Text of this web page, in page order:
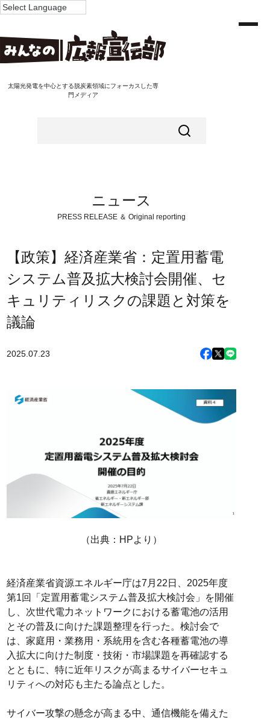
太陽光発電を中心とする脱炭素領域にフォーカスした専
門メディア
ニュース
PRESS RELEASE ＆ Original reporting
【政策】経済産業省：定置用蓄電
システム普及拡大検討会開催、セ
キュリティリスクの課題と対策を
議論
2025.07.23
（出典：HPより）
経済産業省資源エネルギー庁は7月22日、2025年度
第1回「定置用蓄電システム普及拡大検討会」を開催
し、次世代電力ネットワークにおける蓄電池の活用
とその普及に向けた課題整理を行った。検討会で
は、家庭用・業務用・系統用を含む各種蓄電池の導
入拡大に向けた制度・技術・市場課題を再確認する
とともに、特に近年リスクが高まるサイバーセキュ
リティへの対応も主たる論点とした。
サイバー攻撃の懸念が高まる中、通信機能を備えた